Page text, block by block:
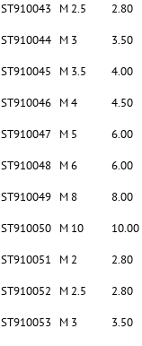
ST910043 M 2.5 2.80
ST910044 M 3 3.50
ST910045 M 3.5 4.00
ST910046 M 4 4.50
ST910047 M 5 6.00
ST910048 M 6 6.00
ST910049 M 8 8.00
ST910050 M 10 10.00
ST910051 M 2 2.80
ST910052 M 2.5 2.80
ST910053 M 3 3.50